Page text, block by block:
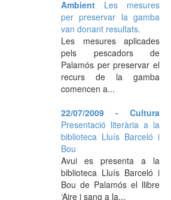
Ambient Les mesures
per preservar la gamba
van donant resultats.
Les mesures aplicades
pels pescadors de
Palamós per preservar el
recurs de la gamba
comencen a...
22/07/2009 - Cultura
Presentació literària a la
biblioteca Lluís Barceló i
Bou
Avui es presenta a la
biblioteca Lluís Barceló i
Bou de Palamós el llibre
‘Aire i sang a la...